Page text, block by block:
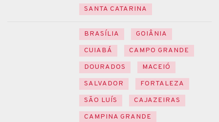
SANTA CATARINA
BRASÍLIA
GOIÂNIA
CUIABÁ
CAMPO GRANDE
DOURADOS
MACEIÓ
SALVADOR
FORTALEZA
SÃO LUÍS
CAJAZEIRAS
CAMPINA GRANDE